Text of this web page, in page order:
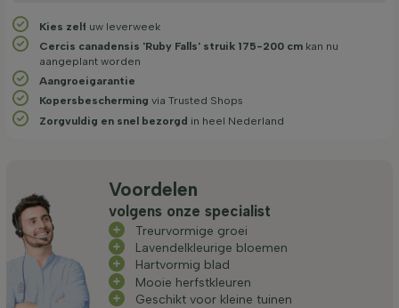
Kies zelf uw leverweek
Cercis canadensis 'Ruby Falls' struik 175-200 cm kan nu
aangeplant worden
Aangroeigarantie
Kopersbescherming via Trusted Shops
Zorgvuldig en snel bezorgd in heel Nederland
Voordelen
volgens onze specialist
Treurvormige groei
Lavendelkleurige bloemen
Hartvormig blad
Mooie herfstkleuren
Geschikt voor kleine tuinen